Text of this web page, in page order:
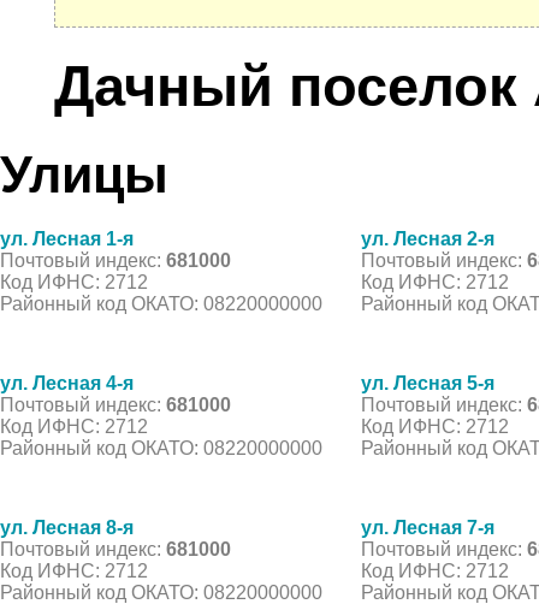
Дачный
Улицы
ул. Лесная 1-я
Почтовый индекс: 681000
Код ИФНС: 2712
Районный код ОКАТО: 08220000000
ул. Лесная 2-я
Почтовый индекс:
Код ИФНС: 2712
Районный код
ул. Лесная 4-я
Почтовый индекс: 681000
Код ИФНС: 2712
Районный код ОКАТО: 08220000000
ул. Лесная 5-я
Почтовый индекс:
Код ИФНС: 2712
Районный код
ул. Лесная 8-я
Почтовый индекс: 681000
Код ИФНС: 2712
Районный код ОКАТО: 08220000000
ул. Лесная 7-я
Почтовый индекс:
Код ИФНС: 2712
Районный код